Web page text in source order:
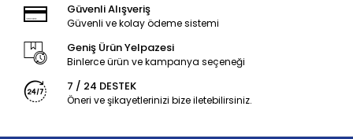
Güvenli Alışveriş
Güvenli ve kolay ödeme sistemi
Geniş Ürün Yelpazesi
Binlerce ürün ve kampanya seçeneği
7 / 24 DESTEK
Öneri ve şikayetlerinizi bize iletebilirsiniz.